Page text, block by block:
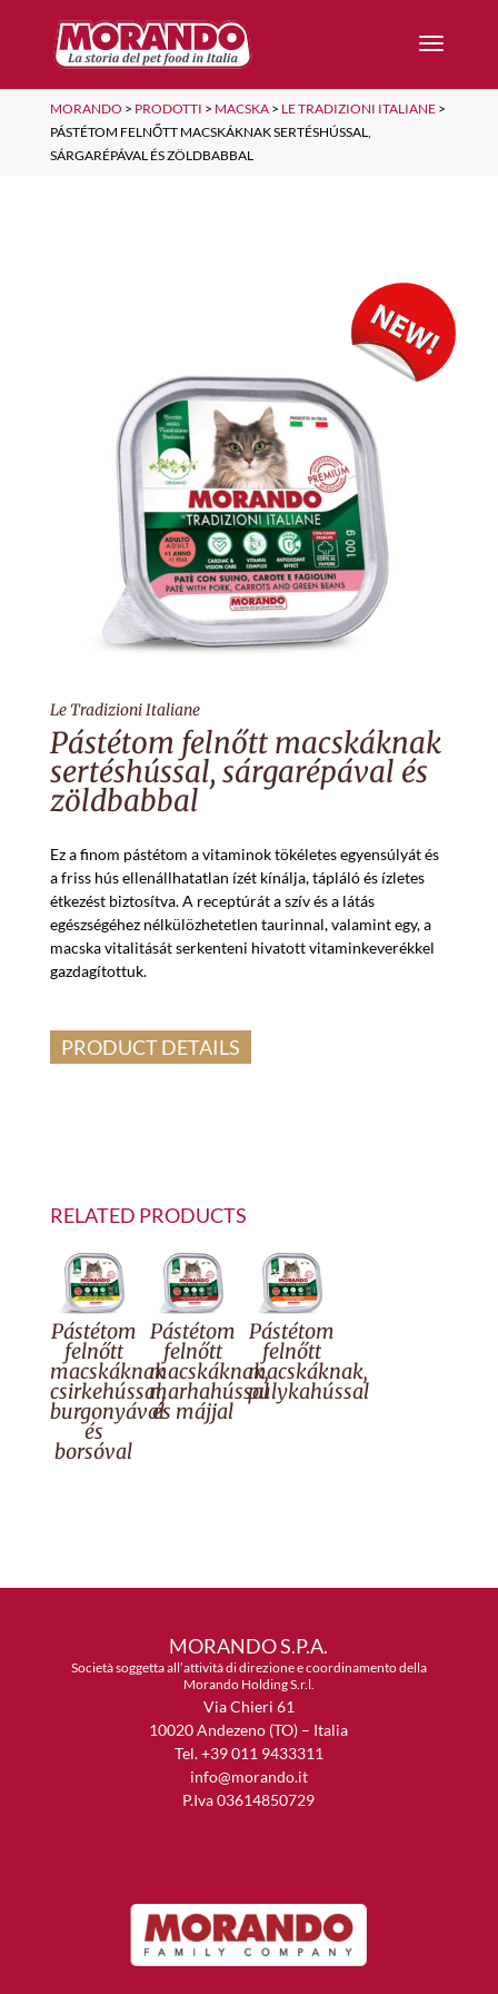
MORANDO > PRODOTTI > MACSKA> LE TRADIZIONI ITALIANE>
PÁSTÉTOM FELNŐTT MACSKÁKNAK SERTÉSHÚSSAL,
SÁRGARÉPÁVAL ÉS ZÖLDBABBAL
Le Tradizioni Italiane
Pástétom felnőtt macskáknak
sertéshússal, sárgarépával és
zöldbabbal
Ez a finom pástétom a vitaminok tökéletes egyensúlyát és
a friss hús ellenállhatatlan ízét kínálja, tápláló és ízletes
étkezést biztosítva. A receptúrát a szív és a látás
egészségéhez nélkülözhetetlen taurinnal, valamint egy, a
macska vitalitását serkenteni hivatott vitaminkeverékkel
gazdagítottuk.
PRODUCT DETAILS
RELATED PRODUCTS
Pástétom
felnőtt
macskáknak
csirkehússal,
burgonyával
és
borsóval
Pástétom
felnőtt
macskáknak,
marhahússal
és májjal
Pástétom
felnőtt
macskáknak,
pulykahússal
MORANDO S.P.A.
Società soggetta all’attività di direzione e coordinamento della
Morando Holding S.r.l.
Via Chieri 61
10020 Andezeno (TO) – Italia
Tel. +39 011 9433311
info@morando.it
P.Iva 03614850729